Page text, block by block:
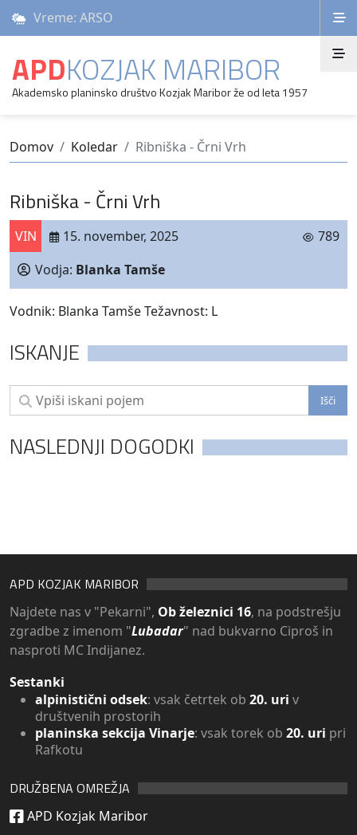
Vreme: ARSO
APDKOZJAK MARIBOR
Akademsko planinsko društvo Kozjak Maribor že od leta 1957
Domov Koledar Ribniška - Črni Vrh
Ribniška - Črni Vrh
VIN 15. november, 2025
789
Vodja: Blanka Tamše
Vodnik: Blanka Tamše Težavnost: L
ISKANJE
NASLEDNJI DOGODKI
APD KOZJAK MARIBOR
Najdete nas v "Pekarni", Ob železnici 16, na podstrešju
zgradbe z imenom "Lubadar" nad bukvarno Ciproš in
nasproti MC Indijanez.
Sestanki
alpinistični odsek: vsak četrtek ob 20. uri v
društvenih prostorih
planinska sekcija Vinarje: vsak torek ob 20. uri pri
Rafkotu
DRUŽBENA OMREŽJA
APD Kozjak Maribor